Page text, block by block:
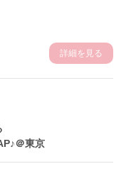
詳細を見る
＠東京